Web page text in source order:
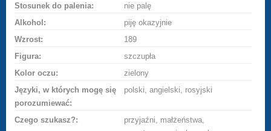
Stosunek do palenia:
nie palę
Alkohol:
piję okazyjnie
Wzrost:
189
Figura:
szczupła
Kolor oczu:
zielony
Języki, w których mogę się
porozumiewać:
polski, angielski, rosyjski
Czego szukasz?:
przyjaźni, małżeństwa,